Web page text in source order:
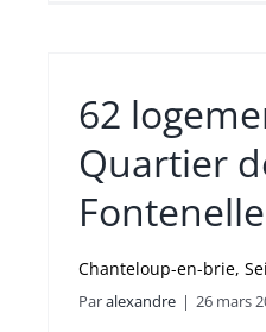
62
Quartier
Fontenelle
Chanteloup-en-brie,
Paralexandre | 26 mars